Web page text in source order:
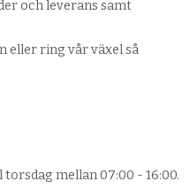
och leverans samt
eller ring vår växel så
mellan 07:00 - 16:00.